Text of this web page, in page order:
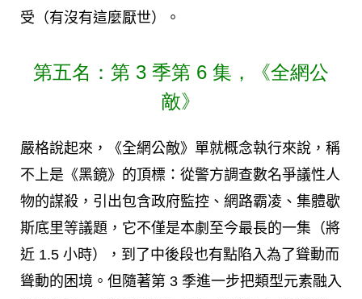
受（有沒有這麼厭世）。
第五名：第 3 季第 6 集，《全網公
敵》
嚴格說起來，《全網公敵》單就概念執行來說，稱
不上是《黑鏡》的頂標：從警方調查數名爭議性人
物的謀殺，引出包含政府監控、網路霸凌、集體歇
斯底里等議題，它不僅是本劇至今最長的一集（將
近 1.5 小時），到了中後段也有點陷入為了聳動而
聳動的困境。但隨著第 3 季進一步把類型元素融入